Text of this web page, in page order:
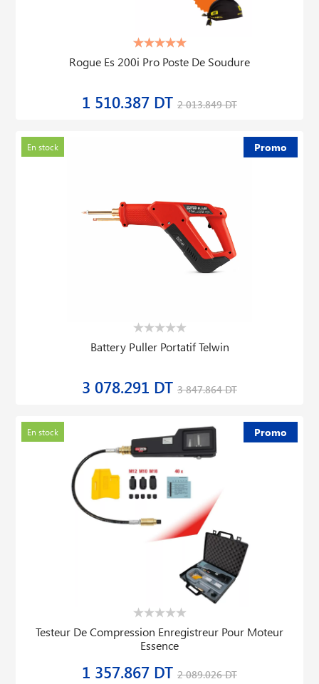
Rogue Es 200i Pro Poste De Soudure
1 510.387 DT 2 013.849 DT
Promo
En stock
Battery Puller Portatif Telwin
3 078.291 DT 3 847.864 DT
Promo
En stock
Testeur De Compression Enregistreur Pour Moteur
Essence
1 357.867 DT 2 089.026 DT